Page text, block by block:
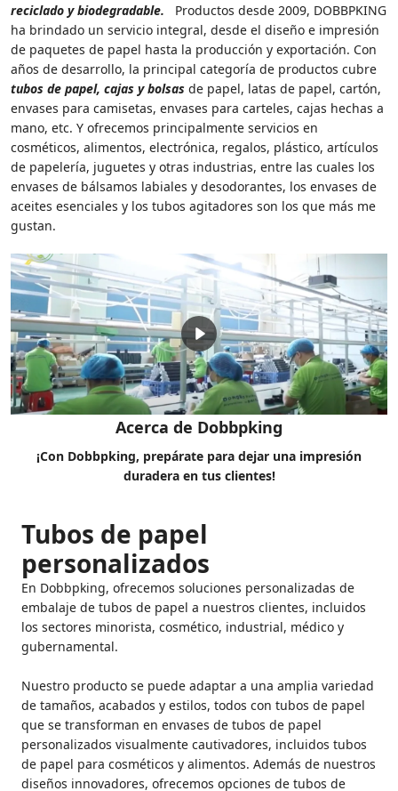
reciclado y biodegradable. Productos desde 2009, DOBBPKING
ha brindado un servicio integral, desde el diseño e impresión
de paquetes de papel hasta la producción y exportación. Con
años de desarrollo, la principal categoría de productos cubre
tubos de papel, cajas y bolsas de papel, latas de papel, cartón,
envases para camisetas, envases para carteles, cajas hechas a
mano, etc. Y ofrecemos principalmente servicios en
cosméticos, alimentos, electrónica, regalos, plástico, artículos
de papelería, juguetes y otras industrias, entre las cuales los
envases de bálsamos labiales y desodorantes, los envases de
aceites esenciales y los tubos agitadores son los que más me
gustan.
Acerca de Dobbpking
¡Con Dobbpking, prepárate para dejar una impresión
duradera en tus clientes!
Tubos de papel
personalizados
En Dobbpking, ofrecemos soluciones personalizadas de
embalaje de tubos de papel a nuestros clientes, incluidos
los sectores minorista, cosmético, industrial, médico y
gubernamental.
Nuestro producto se puede adaptar a una amplia variedad
de tamaños, acabados y estilos, todos con tubos de papel
que se transforman en envases de tubos de papel
personalizados visualmente cautivadores, incluidos tubos
de papel para cosméticos y alimentos. Además de nuestros
diseños innovadores, ofrecemos opciones de tubos de